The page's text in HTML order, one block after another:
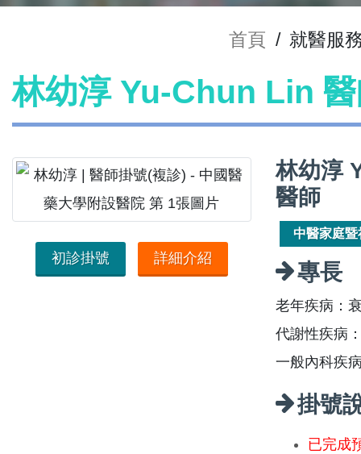
首頁 / 就醫服
林幼淳 Yu-Chun Lin
初診掛號 詳細介紹
林幼淳
醫師
中醫家庭
專長
老年疾病：
代謝性疾病
一般內科疾
掛號
已完成